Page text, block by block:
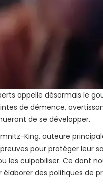
appelle désormais le
de démence,
de se développer.
King, auteure
pour protéger leur
les culpabiliser. Ce dont
des politiques de